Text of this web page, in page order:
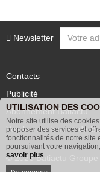
Publicité
Abonnement Batiactu
Voir les contenus+ de
© 2026 Batiactu Groupe
UTILISATION DES
Notre site utilise des
proposer des services et
fonctionnalités de notre site
poursuivant votre
savoir plus